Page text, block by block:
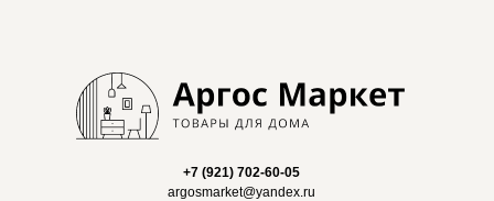
+7 (921) 702-60-05
argosmarket@yandex.ru